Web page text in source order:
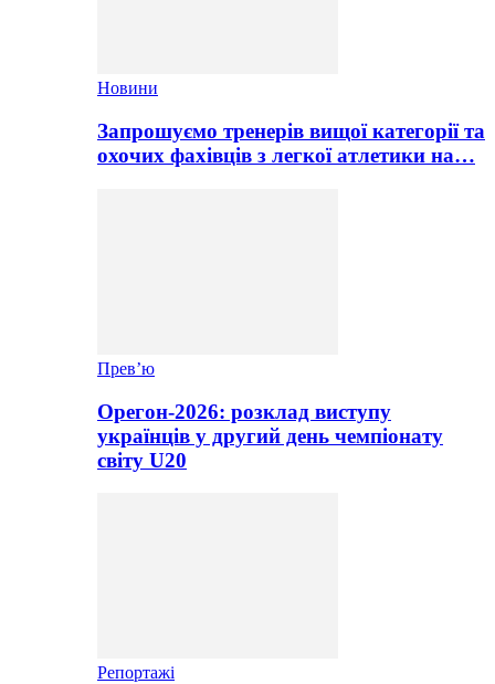
Новини
Запрошуємо тренерів вищої категорії та
охочих фахівців з легкої атлетики на…
Прев’ю
Орегон-2026: розклад виступу
українців у другий день чемпіонату
світу U20
Репортажі